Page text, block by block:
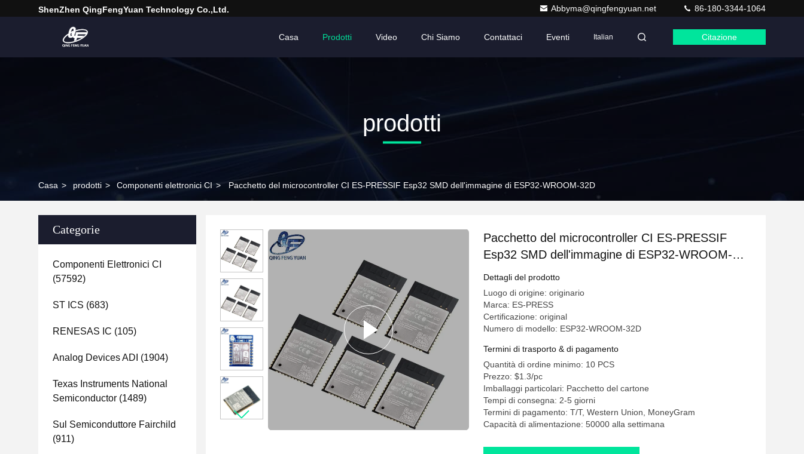
ShenZhen QingFengYuan Technology Co.,Ltd. Abbyma@qingfengyuan.net 86-180-3344-1064
Casa Prodotti Video Chi Siamo Contattaci Eventi Italian Citazione
prodotti
Casa > prodotti > Componenti elettronici CI > Pacchetto del microcontroller CI ES-PRESSIF Esp32 SMD dell'immagine di ESP32-WROOM-32D
Categorie
Componenti Elettronici CI
(57592)
ST ICS (683)
RENESAS IC (105)
Analog Devices ADI (1904)
Texas Instruments National
Semiconductor (1489)
Sul Semiconduttore Fairchild
(911)
Pacchetto del microcontroller CI ES-PRESSIF
Esp32 SMD dell'immagine di ESP32-WROOM-
32D
Dettagli del prodotto
Luogo di origine: originario
Marca: ES-PRESS
Certificazione: original
Numero di modello: ESP32-WROOM-32D
Termini di trasporto & di pagamento
Quantità di ordine minimo: 10 PCS
Prezzo: $1.3/pc
Imballaggi particolari: Pacchetto del cartone
Tempi di consegna: 2-5 giorni
Termini di pagamento: T/T, Western Union, MoneyGram
Capacità di alimentazione: 50000 alla settimana